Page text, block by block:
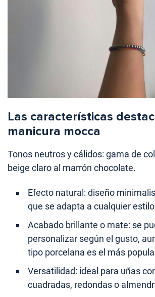
Las características
manicura mocca
Tonos neutros y cálidos: gama de
beige claro al marrón chocolate.
Efecto natural: diseño
que se adapta a cualquier
Acabado brillante o mate: se
personalizar según el gusto,
tipo porcelana es el más
Versatilidad: ideal para uñas
cuadradas, redondas o